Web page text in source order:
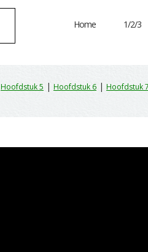
Home 1/2/3
Hoofdstuk 5 | Hoofdstuk 6 | Hoofdstuk 7